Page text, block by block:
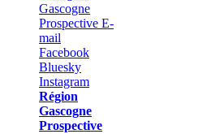
Région
Gascogne
Prospective